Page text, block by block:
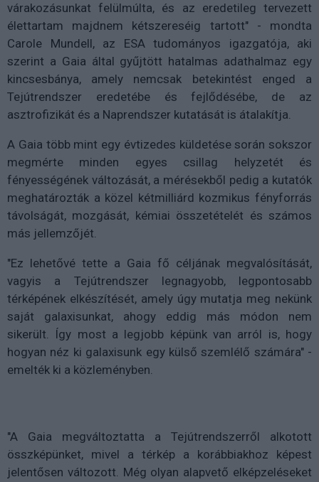
várakozásunkat felülmúlta, és az eredetileg tervezett
élettartam majdnem kétszereséig tartott" - mondta
Carole Mundell, az ESA tudományos igazgatója, aki
szerint a Gaia által gyűjtött hatalmas adathalmaz egy
kincsesbánya, amely nemcsak betekintést enged a
Tejútrendszer eredetébe és fejlődésébe, de az
asztrofizikát és a Naprendszer kutatását is átalakítja.
A Gaia több mint egy évtizedes küldetése során sokszor
megmérte minden egyes csillag helyzetét és
fényességének változását, a mérésekből pedig a kutatók
meghatározták a közel kétmilliárd kozmikus fényforrás
távolságát, mozgását, kémiai összetételét és számos
más jellemzőjét.
"Ez lehetővé tette a Gaia fő céljának megvalósítását,
vagyis a Tejútrendszer legnagyobb, legpontosabb
térképének elkészítését, amely úgy mutatja meg nekünk
saját galaxisunkat, ahogy eddig más módon nem
sikerült. Így most a legjobb képünk van arról is, hogy
hogyan néz ki galaxisunk egy külső szemlélő számára" -
emelték ki a közleményben.
"A Gaia megváltoztatta a Tejútrendszerről alkotott
összképünket, mivel a térkép a korábbiakhoz képest
jelentősen változott. Még olyan alapvető elképzeléseket